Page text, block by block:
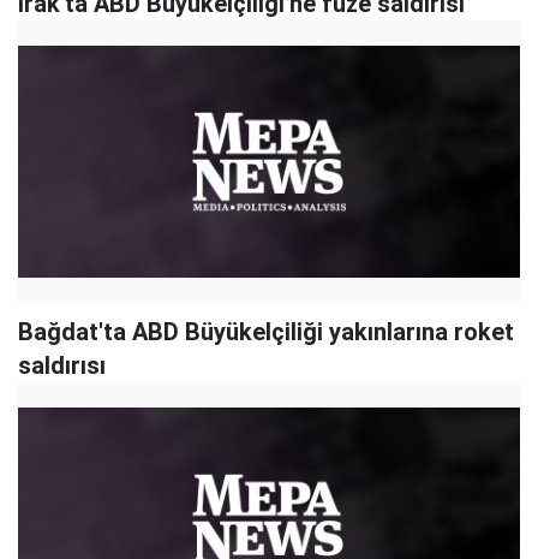
Bağdat'ta ABD Büyükelçiliği yakınlarına roket
saldırısı